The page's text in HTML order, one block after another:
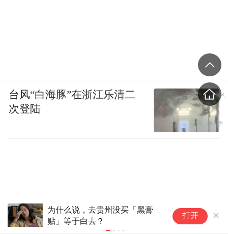
为什么说，去贵州没买「黑膏
贴」等于白去？
美国“外行
打开
台风“白海豚”在浙江乐清二
次登陆